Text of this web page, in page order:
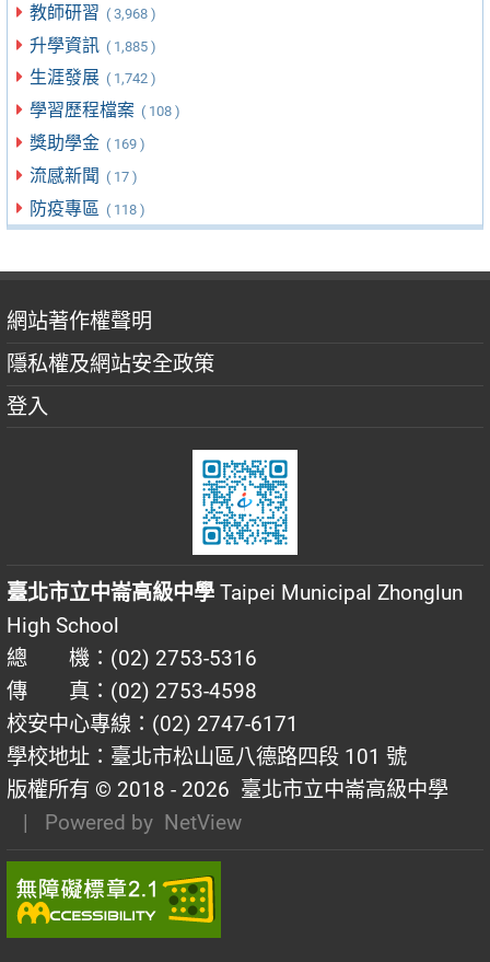
教師研習 ( 3,968 )
升學資訊 ( 1,885 )
生涯發展 ( 1,742 )
學習歷程檔案 ( 108 )
獎助學金 ( 169 )
流感新聞 ( 17 )
防疫專區 ( 118 )
網站著作權聲明
隱私權及網站安全政策
登入
臺北市立中崙高級中學 Taipei Municipal Zhonglun
High School
總 機：(02) 2753-5316
傳 真：(02) 2753-4598
校安中心專線：(02) 2747-6171
學校地址：臺北市松山區八德路四段 101 號
版權所有 © 2018 - 2026 臺北市立中崙高級中學
| Powered by NetView